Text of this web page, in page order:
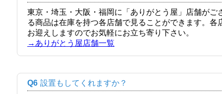
東京・埼玉・大阪・福岡に「ありがとう屋」店舗が
る商品は在庫を持つ各店舗で見ることができます。
お迎えしますのでお気軽にお立ち寄り下さい。
→ありがとう屋店舗一覧
Q6 設置もしてくれますか？